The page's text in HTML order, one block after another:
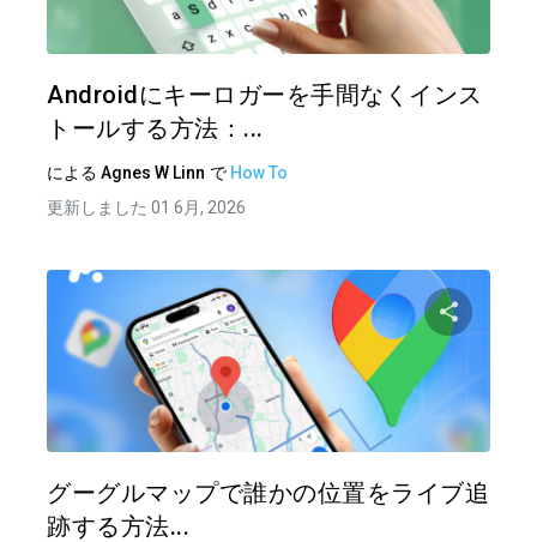
Androidにキーロガーを手間なくインス
トールする方法：...
による Agnes W Linn で How To
更新しました 01 6月, 2026
グーグルマップで誰かの位置をライブ追
跡する方法...